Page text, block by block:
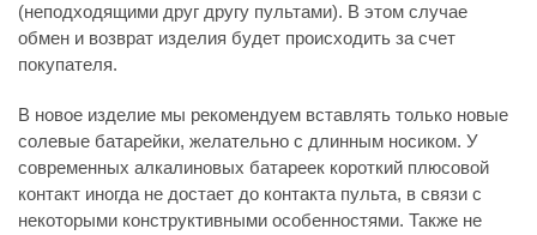
(неподходящими друг другу пультами). В этом случае
обмен и возврат изделия будет происходить за счет
покупателя.
В новое изделие мы рекомендуем вставлять только новые
солевые батарейки, желательно с длинным носиком. У
современных алкалиновых батареек короткий плюсовой
контакт иногда не достает до контакта пульта, в связи с
некоторыми конструктивными особенностями. Также не